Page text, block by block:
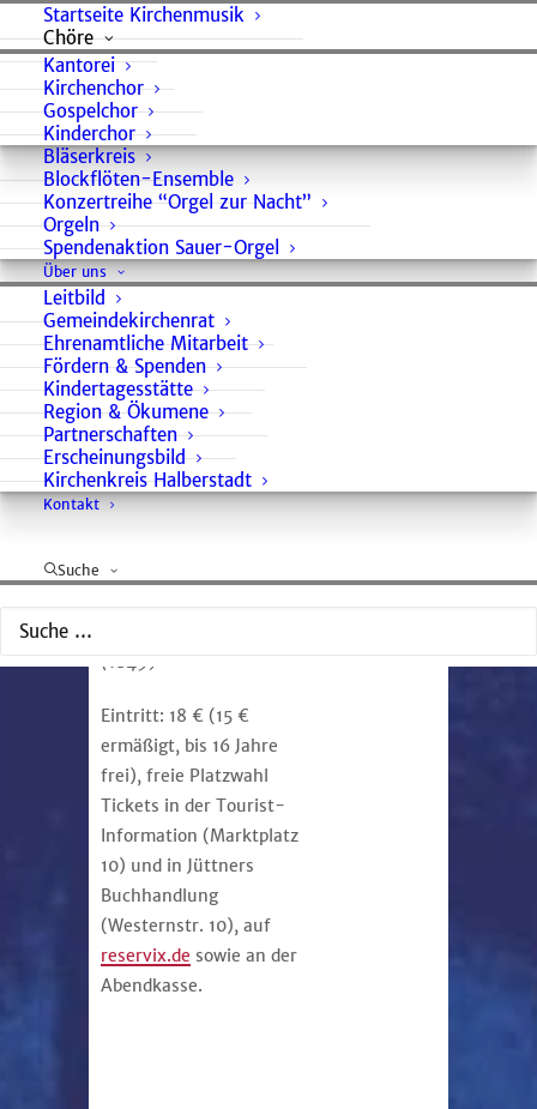
Startseite Kirchenmusik
Chöre
Kantorei
Kirchenchor
Gospelchor
Kinderchor
Bläserkreis
Blockflöten-Ensemble
Konzertreihe “Orgel zur Nacht”
Orgeln
Spendenaktion Sauer-Orgel
Über uns
Leitbild
Gemeindekirchenrat
Ehrenamtliche Mitarbeit
Fördern & Spenden
Kindertagesstätte
Region & Ökumene
Partnerschaften
Erscheinungsbild
Kirchenkreis Halberstadt
Kontakt
Suche
Leitung: Kantorin Anne
Engel
„Kennen Sie die
Bach’sche Johannes-
Passion, die so
genannte kleine?
Gewiss! Aber finden Sie
sie nicht auch um Vieles
kühner, gewaltiger,
poetischer als die nach
dem Evangelisten
Matthäus? Wie
gedrängt, durchaus
genial, namentlich in
den Chören, und von
welcher Kunst! Käme
Sachen die Welt in’s
(1849)
Eintritt: 18 € (15 €
ermäßigt, bis 16 Jahre
frei), freie Platzwahl
Tickets in der Tourist-
Information (Marktplatz
10) und in Jüttners
Buchhandlung
(Westernstr. 10), auf
reservix.de sowie an der
Abendkasse.